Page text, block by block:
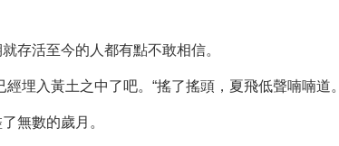
存活至今的人都有點不敢相信。
埋入黃土之中了吧。“搖了搖頭，夏飛低聲喃喃道。
無數的歲月。